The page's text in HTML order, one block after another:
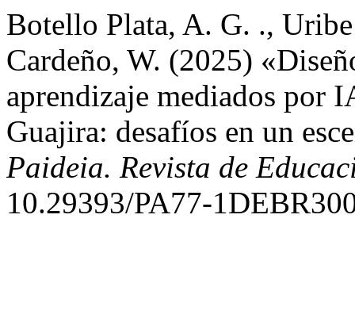
Botello Plata, A. G. .,
Cardeño, W. (2025)
aprendizaje mediados por
Guajira: desafíos en un
Paideia. Revista de
10.29393/PA77-